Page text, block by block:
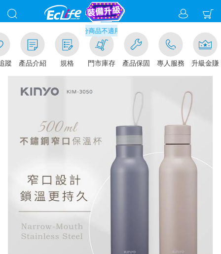
蹤 產品介紹 規格
千元門市取貨現折1%(部分商品不適用)-請點我看
門市庫存 產品保固 專人服務 升級金賺